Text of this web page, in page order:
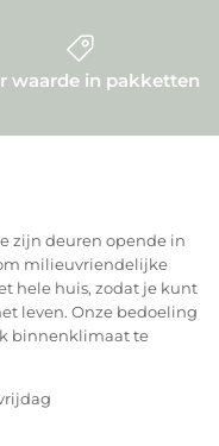
waarde in pakketten
zijn deuren opende in
milieuvriendelijke
hele huis, zodat je kunt
leven. Onze bedoeling
binnenklimaat te